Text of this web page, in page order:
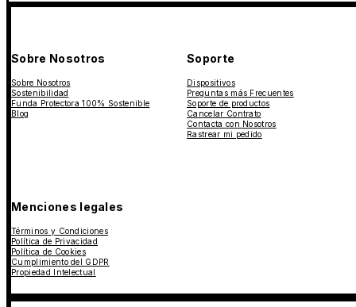
Sobre Nosotros
Sobre Nosotros
Sostenibilidad
Funda Protectora 100% Sostenible
Blog
Soporte
Dispositivos
Preguntas más Frecuentes
Soporte de productos
Cancelar Contrato
Contacta con Nosotros
Rastrear mi pedido
Menciones legales
Términos y Condiciones
Política de Privacidad
Política de Cookies
Cumplimiento del GDPR
Propiedad Intelectual